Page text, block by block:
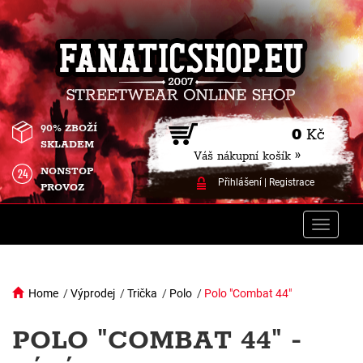
0 Kč
Váš nákupní košík »
Přihlášení| Registrace
90% ZBOŽÍ
SKLADEM
NONSTOP
PROVOZ
Toggle
Home /Výprodej /Trička / Polo / Polo "Combat 44"
POLO "COMBAT 44" -